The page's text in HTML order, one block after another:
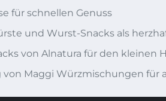
für schnellen Genuss
und Wurst-Snacks als
von Alnatura für den kleinen
Maggi Würzmischungen für